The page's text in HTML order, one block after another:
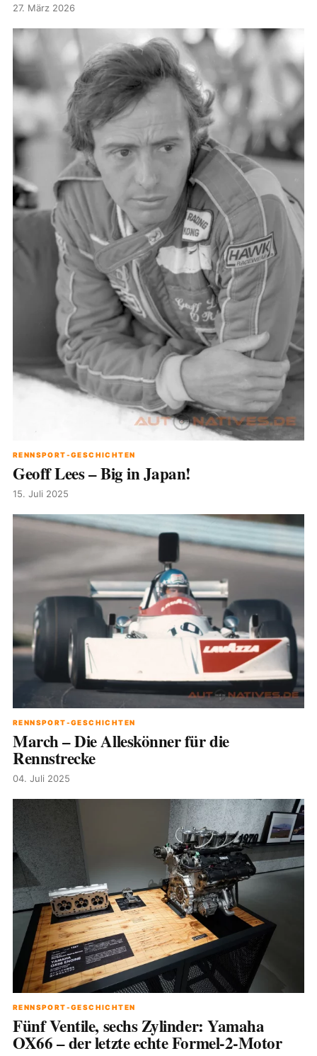
27. März 2026
RENNSPORT-GESCHICHTEN
Geoff Lees – Big in Japan!
15. Juli 2025
RENNSPORT-GESCHICHTEN
March – Die Alleskönner für die
Rennstrecke
04. Juli 2025
RENNSPORT-GESCHICHTEN
Fünf Ventile, sechs Zylinder: Yamaha
OX66 – der letzte echte Formel-2-Motor